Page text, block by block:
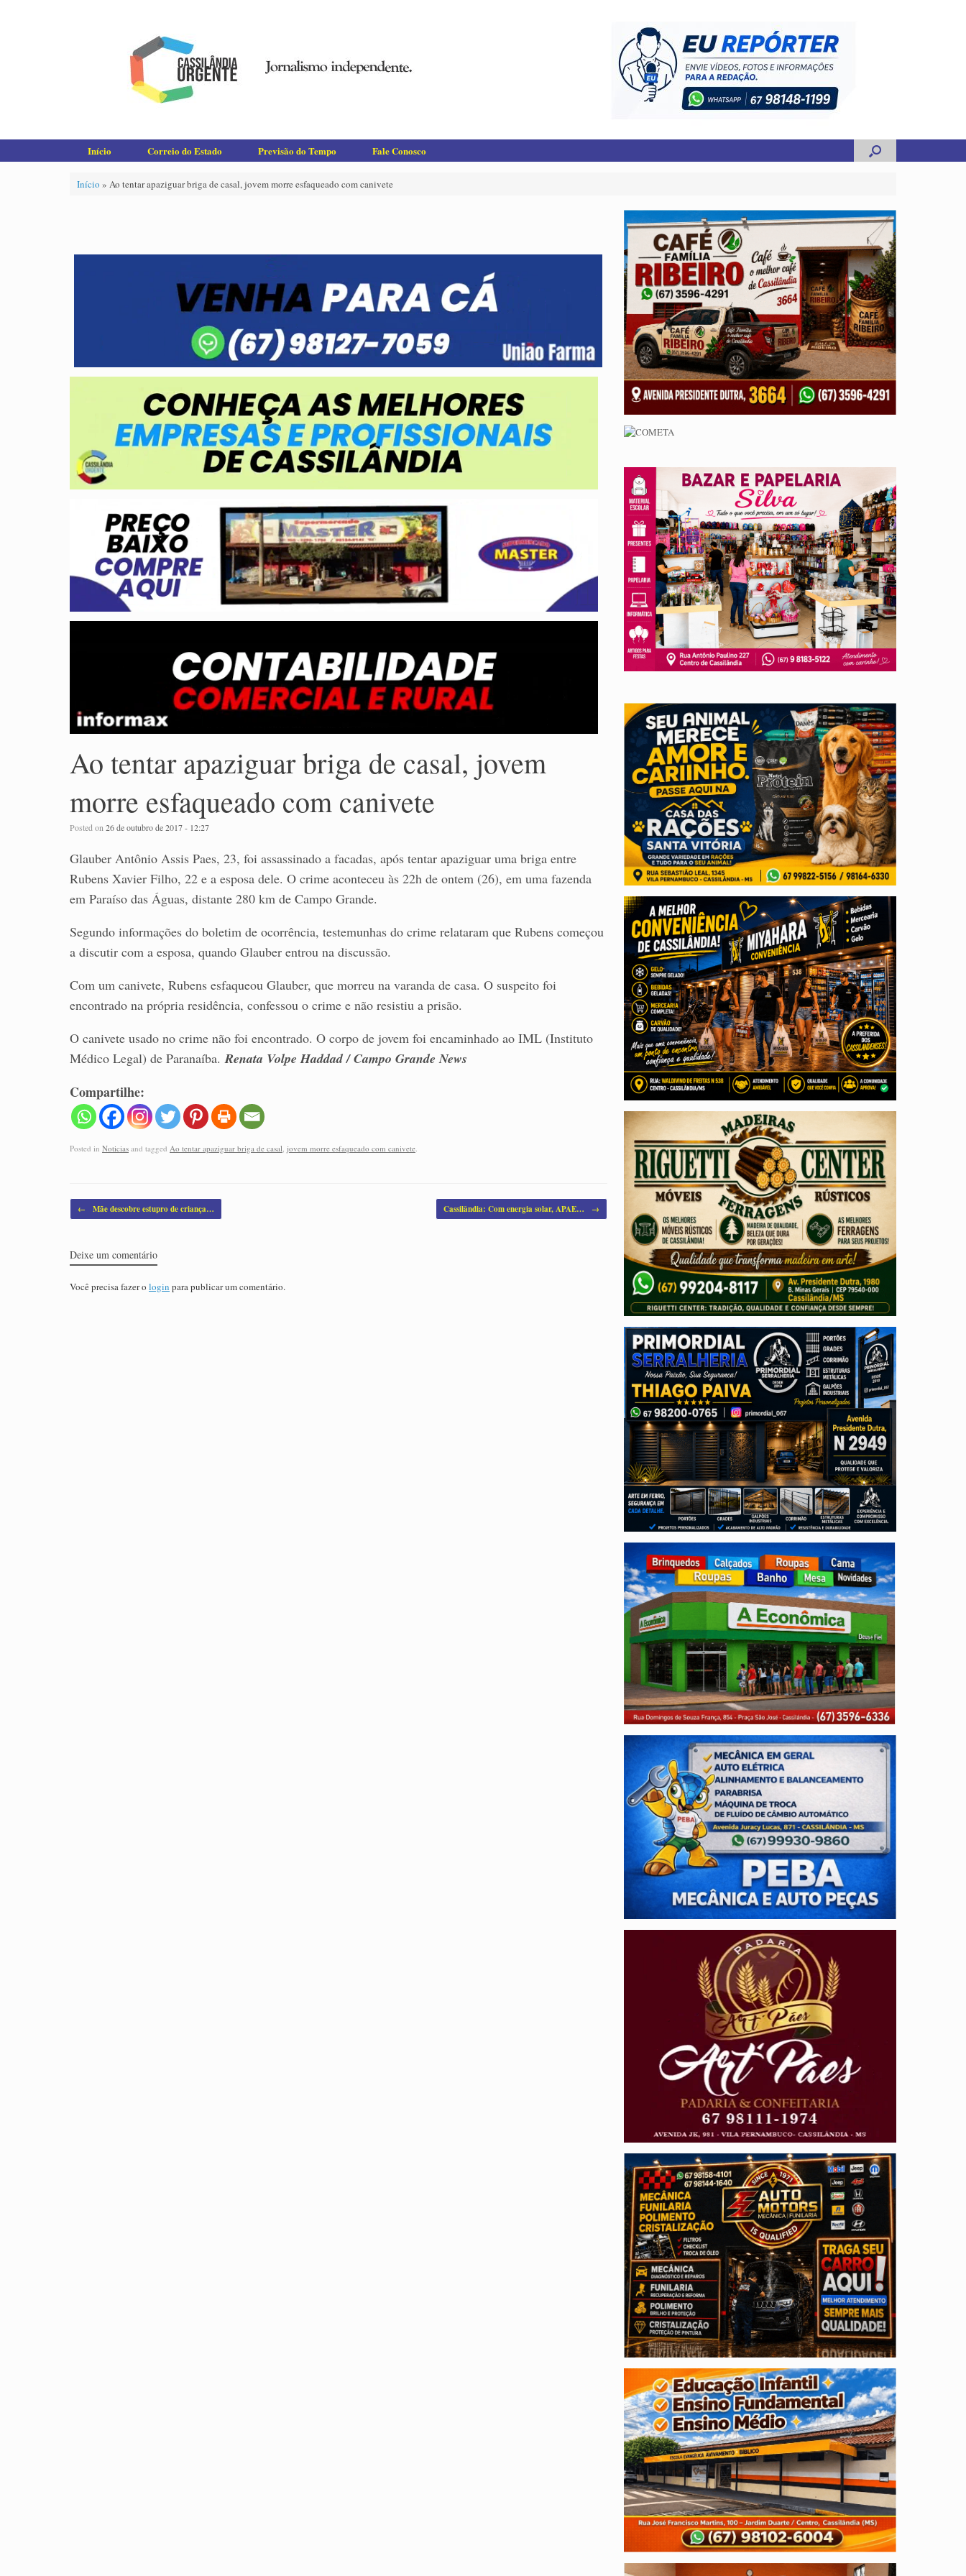
Início Correio do Estado Previsão do Tempo Fale Conosco
Início » Ao tentar apaziguar briga de casal, jovem morre esfaqueado com canivete
Ao tentar apaziguar briga de casal, jovem
morre esfaqueado com canivete
Posted on26 de outubro de 2017 - 12:27
Glauber Antônio Assis Paes, 23, foi assassinado a facadas, após tentar apaziguar uma briga entre
Rubens Xavier Filho, 22 e a esposa dele. O crime aconteceu às 22h de ontem (26), em uma fazenda
em Paraíso das Águas, distante 280 km de Campo Grande.
Segundo informações do boletim de ocorrência, testemunhas do crime relataram que Rubens começou
a discutir com a esposa, quando Glauber entrou na discussão.
Com um canivete, Rubens esfaqueou Glauber, que morreu na varanda de casa. O suspeito foi
encontrado na própria residência, confessou o crime e não resistiu a prisão.
O canivete usado no crime não foi encontrado. O corpo de jovem foi encaminhado ao IML (Instituto
Médico Legal) de Paranaíba.Renata Volpe Haddad / Campo Grande News
Compartilhe:
Posted in Noticias and tagged Ao tentar apaziguar briga de casal jovem morre esfaqueado com canivete
Post navigation
← Mãe descobre estupro de criança… Cassilândia: Com energia solar, APAE… →
Deixe um comentário
Você precisa fazer o login para publicar um comentário.